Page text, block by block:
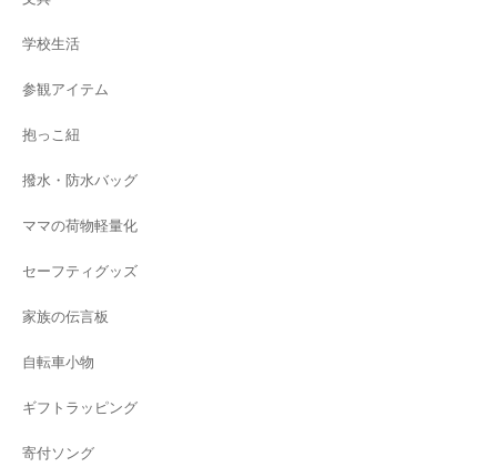
学校生活
参観アイテム
抱っこ紐
撥水・防水バッグ
ママの荷物軽量化
セーフティグッズ
家族の伝言板
自転車小物
ギフトラッピング
寄付ソング